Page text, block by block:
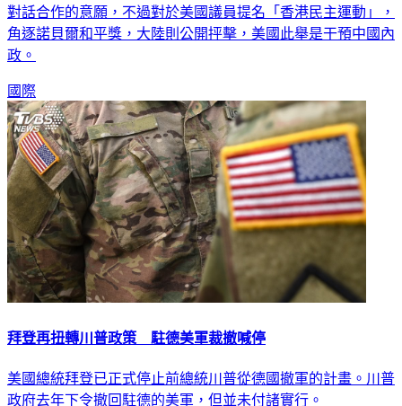
對話合作的意願，不過對於美國議員提名「香港民主運動」，
角逐諾貝爾和平獎，大陸則公開抨擊，美國此舉是干預中國內
政。
國際
拜登再扭轉川普政策 駐德美軍裁撤喊停
美國總統拜登已正式停止前總統川普從德國撤軍的計畫。川普
政府去年下令撤回駐德的美軍，但並未付諸實行。